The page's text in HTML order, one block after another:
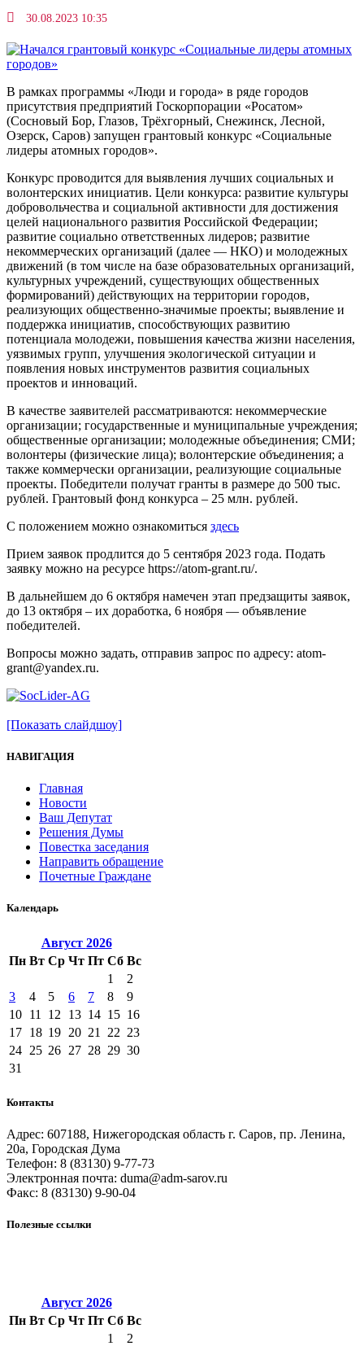
30.08.2023 10:35
В рамках программы «Люди и города» в ряде городов
присутствия предприятий Госкорпорации «Росатом»
(Сосновый Бор, Глазов, Трёхгорный, Снежинск, Лесной,
Озерск, Саров) запущен грантовый конкурс «Социальные
лидеры атомных городов».
Конкурс проводится для выявления лучших социальных и
волонтерских инициатив. Цели конкурса: развитие культуры
добровольчества и социальной активности для достижения
целей национального развития Российской Федерации;
развитие социально ответственных лидеров; развитие
некоммерческих организаций (далее — НКО) и молодежных
движений (в том числе на базе образовательных организаций,
культурных учреждений, существующих общественных
формирований) действующих на территории городов,
реализующих общественно-значимые проекты; выявление и
поддержка инициатив, способствующих развитию
потенциала молодежи, повышения качества жизни населения,
уязвимых групп, улучшения экологической ситуации и
появления новых инструментов развития социальных
проектов и инноваций.
В качестве заявителей рассматриваются: некоммерческие
организации; государственные и муниципальные учреждения;
общественные организации; молодежные объединения; СМИ;
волонтеры (физические лица); волонтерские объединения; а
также коммерчески организации, реализующие социальные
проекты. Победители получат гранты в размере до 500 тыс.
рублей. Грантовый фонд конкурса – 25 млн. рублей.
С положением можно ознакомиться здесь
Прием заявок продлится до 5 сентября 2023 года. Подать
заявку можно на ресурсе https://atom-grant.ru/.
В дальнейшем до 6 октября намечен этап предзащиты заявок,
до 13 октября – их доработка, 6 ноября — объявление
победителей.
Вопросы можно задать, отправив запрос по адресу: atom-
grant@yandex.ru.
[Показать слайдшоу]
НАВИГАЦИЯ
Главная
Новости
Ваш Депутат
Решения Думы
Повестка заседания
Направить обращение
Почетные Граждане
Календарь
Август 2026
Пн Вт Ср Чт Пт Сб Вс
1
2
3
4 5 6 7 8
9
10 11 12 13 14 15 16
17 18 19 20 21 22 23
24 25 26 27 28 29 30
31
Контакты
Адрес: 607188, Нижегородская область г. Саров, пр. Ленина,
20а, Городская Дума
Телефон: 8 (83130) 9-77-73
Электронная почта: duma@adm-sarov.ru
Факс: 8 (83130) 9-90-04
Полезные ссылки
Август 2026
Пн Вт Ср Чт Пт Сб Вс
1
2